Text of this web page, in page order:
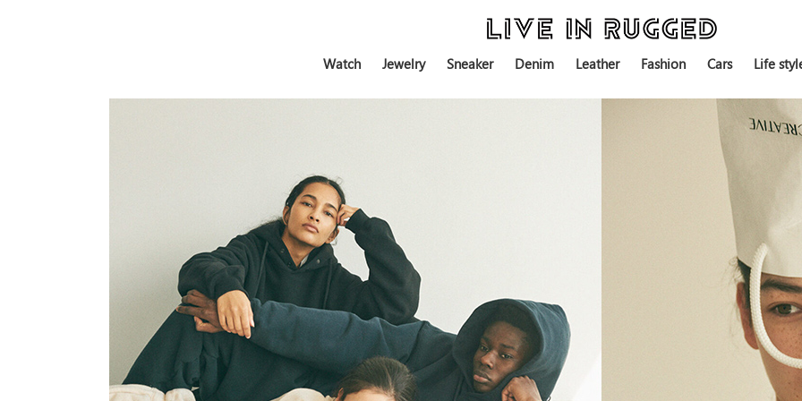
Watch Jewelry Sneaker Denim Leather Fashion Cars Life